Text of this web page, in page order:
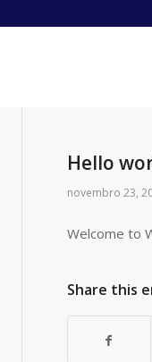
Hello
novembro 23,
Welcome to
Share this